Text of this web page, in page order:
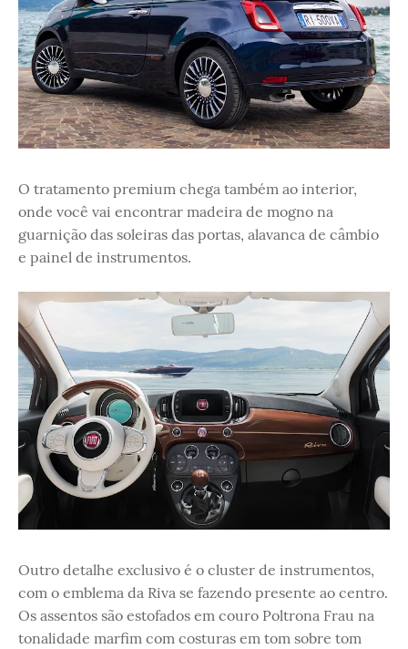
O tratamento premium chega também ao interior,
onde você vai encontrar madeira de mogno na
guarnição das soleiras das portas, alavanca de câmbio
e painel de instrumentos.
Outro detalhe exclusivo é o cluster de instrumentos,
com o emblema da Riva se fazendo presente ao centro.
Os assentos são estofados em couro Poltrona Frau na
tonalidade marfim com costuras em tom sobre tom